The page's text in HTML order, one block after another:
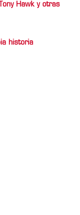
Hawk y otras
historia